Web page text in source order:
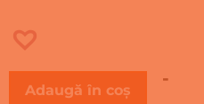
-
Adaugă în coș